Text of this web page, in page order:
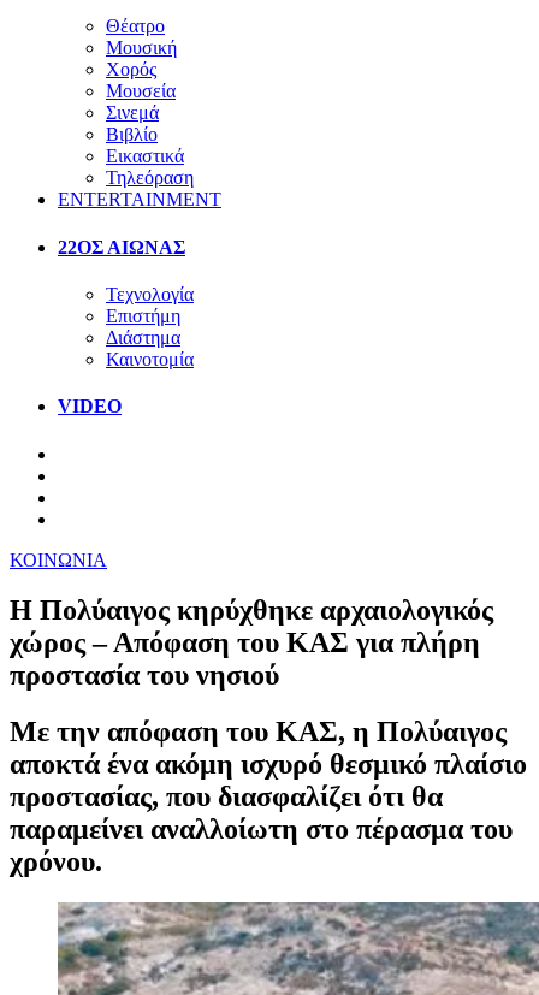
Θέατρο
Μουσική
Χορός
Μουσεία
Σινεμά
Βιβλίο
Εικαστικά
Τηλεόραση
ENTERTAINMENT
22ΟΣ ΑΙΩΝΑΣ
Τεχνολογία
Επιστήμη
Διάστημα
Καινοτομία
VIDEO
ΚΟΙΝΩΝΙΑ
Η Πολύαιγος κηρύχθηκε αρχαιολογικός
χώρος – Απόφαση του ΚΑΣ για πλήρη
προστασία του νησιού
Με την απόφαση του ΚΑΣ, η Πολύαιγος
αποκτά ένα ακόμη ισχυρό θεσμικό πλαίσιο
προστασίας, που διασφαλίζει ότι θα
παραμείνει αναλλοίωτη στο πέρασμα του
χρόνου.